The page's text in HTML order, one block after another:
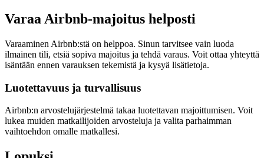
Varaa Airbnb-majoitus helposti
Varaaminen Airbnb:stä on helppoa. Sinun tarvitsee vain luoda
ilmainen tili, etsiä sopiva majoitus ja tehdä varaus. Voit ottaa yhteyttä
isäntään ennen varauksen tekemistä ja kysyä lisätietoja.
Luotettavuus ja turvallisuus
Airbnb:n arvostelujärjestelmä takaa luotettavan majoittumisen. Voit
lukea muiden matkailijoiden arvosteluja ja valita parhaimman
vaihtoehdon omalle matkallesi.